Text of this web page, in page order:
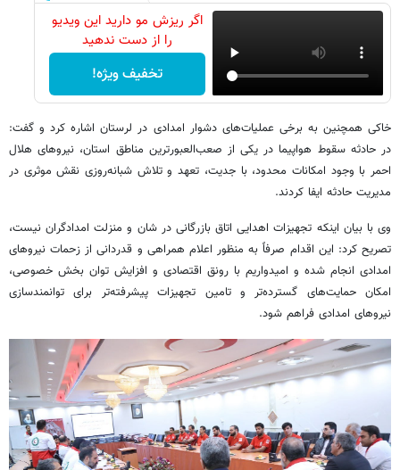
اگر ریزش مو دارید این ویدیو
را از دست ندهید
تخفیف ویژه!
خاکی همچنین به برخی عملیات‌های دشوار امدادی در لرستان اشاره کرد و گفت:
در حادثه سقوط هواپیما در یکی از صعب‌العبورترین مناطق استان، نیروهای هلال
احمر با وجود امکانات محدود، با جدیت، تعهد و تلاش شبانه‌روزی نقش موثری در
مدیریت حادثه ایفا کردند.
وی با بیان اینکه تجهیزات اهدایی اتاق بازرگانی در شان و منزلت امدادگران نیست،
تصریح کرد: این اقدام صرفاً به منظور اعلام همراهی و قدردانی از زحمات نیروهای
امدادی انجام شده و امیدواریم با رونق اقتصادی و افزایش توان بخش خصوصی،
امکان حمایت‌های گسترده‌تر و تامین تجهیزات پیشرفته‌تر برای توانمندسازی
نیروهای امدادی فراهم شود.